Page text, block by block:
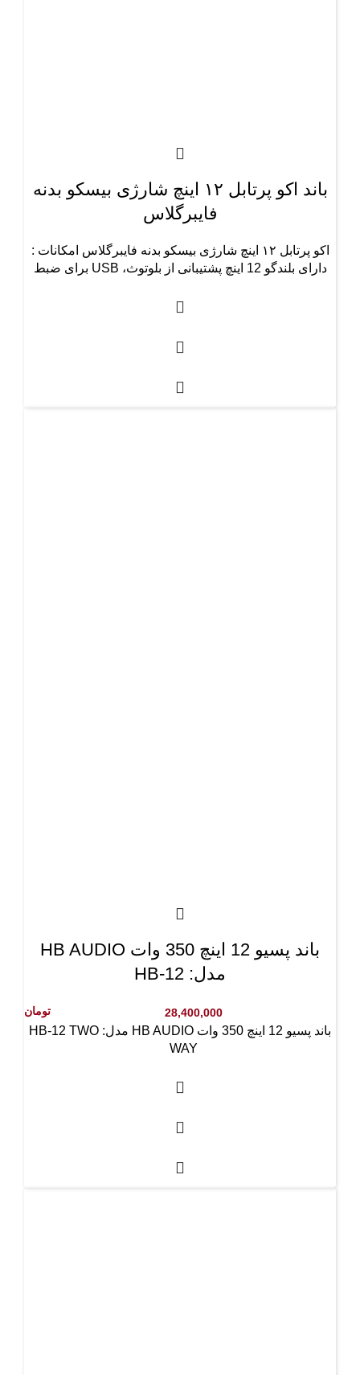
باند اکو پرتابل ۱۲ اینچ شارژی بیسکو بدنه
فایبرگلاس
اکو پرتابل ۱۲ اینچ شارژی بیسکو بدنه فایبرگلاس امکانات :
دارای بلندگو 12 اینچ پشتیبانی از بلوتوث، USB برای ضبط
باند پسیو 12 اینچ 350 وات HB AUDIO
مدل: HB-12
تومان
باند پسیو 12 اینچ 350 وات HB AUDIO مدل: HB-12 TWO
WAY